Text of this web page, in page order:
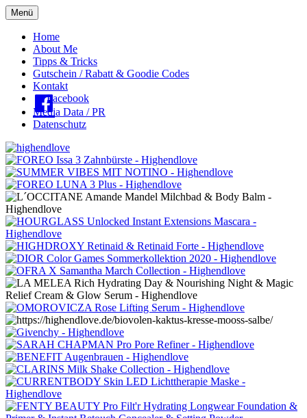
Menü
Oberes
Menü
Home
About Me
Tipps & Tricks
Gutschein / Rabatt & Goodie Codes
Kontakt
Facebook
Media Data / PR
Datenschutz